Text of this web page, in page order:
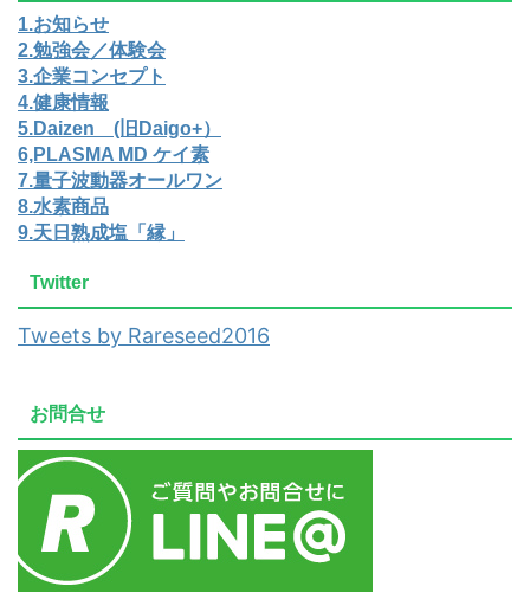
1.お知らせ
2.勉強会／体験会
3.企業コンセプト
4.健康情報
5.Daizen (旧Daigo+）
6,PLASMA MD ケイ素
7.量子波動器オールワン
8.水素商品
9.天日熟成塩「縁」
Twitter
Tweets by Rareseed2016
お問合せ